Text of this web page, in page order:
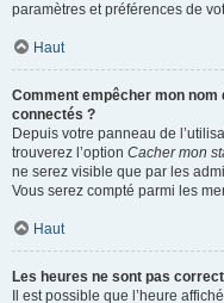
paramètres et préférences de
Haut
Comment empêcher mon nom
connectés ?
Depuis votre panneau de
trouverez l’option Cacher mon
ne serez visible que par les
Vous serez compté parmi les
Haut
Les heures ne sont pas
Il est possible que l’heure